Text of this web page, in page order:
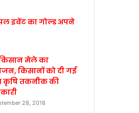
इवेंट का गोल्ड अपने
मेले का
किसानों को दी गई
कृषि तकनीक की
28, 2018